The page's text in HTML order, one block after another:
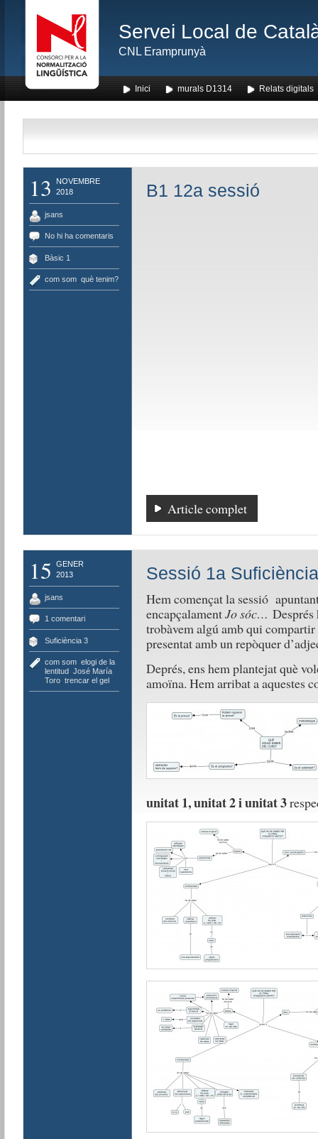
Servei Local de
CNL Eramprunyà
Inici murals D1314 Relats digitals
13
NOVEMBRE
2018
jsans
No hi ha comentaris
Bàsic 1
com som, què tenim?
B1 12a sessió
Article complet
15
GENER
2013
jsans
1 comentari
Suficiència 3
com som, elogi de la
lentitud, José María
Toro, trencar el gel
Sessió 1a
Hem començat la sessió
encapçalamentJo sóc… Després
trobàvem algú amb qui
presentat amb un repòquer
Deprés, ens hem plantejat què
amoïna. Hem arribat a aquestes
unitat 1, unitat 2 i unitat 3